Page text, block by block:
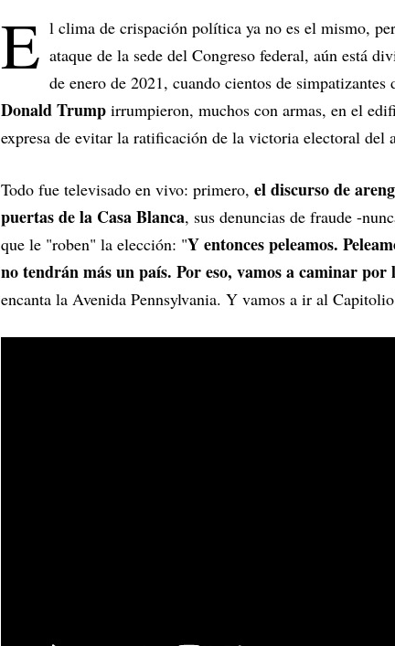
E l clima de crispación política ya no es el mismo,
ataque de la sede del Congreso federal, aún está
de enero de 2021, cuando cientos de simpatizantes
Donald Trump irrumpieron, muchos con armas, en el
expresa de evitar la ratificación de la victoria electoral del
Todo fue televisado en vivo: primero, el discurso de
puertas de la Casa Blanca, sus denuncias de fraude -
que le "roben" la elección: "Y entonces peleamos.
no tendrán más un país. Por eso, vamos a caminar por
encanta la Avenida Pennsylvania. Y vamos a ir al